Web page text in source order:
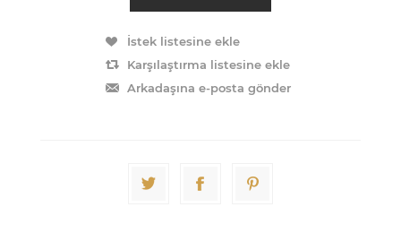
İstek listesine ekle
Karşılaştırma listesine ekle
Arkadaşına e-posta gönder